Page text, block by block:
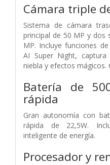
Cámara triple
Sistema de cámara
principal de 50 MP y dos
MP. Incluye funciones
AI Super Night, captura
niebla y efectos mágicos.
Batería de
rápida
Gran autonomía con
rápida de 22,5W.
inteligente de energía.
Procesador y